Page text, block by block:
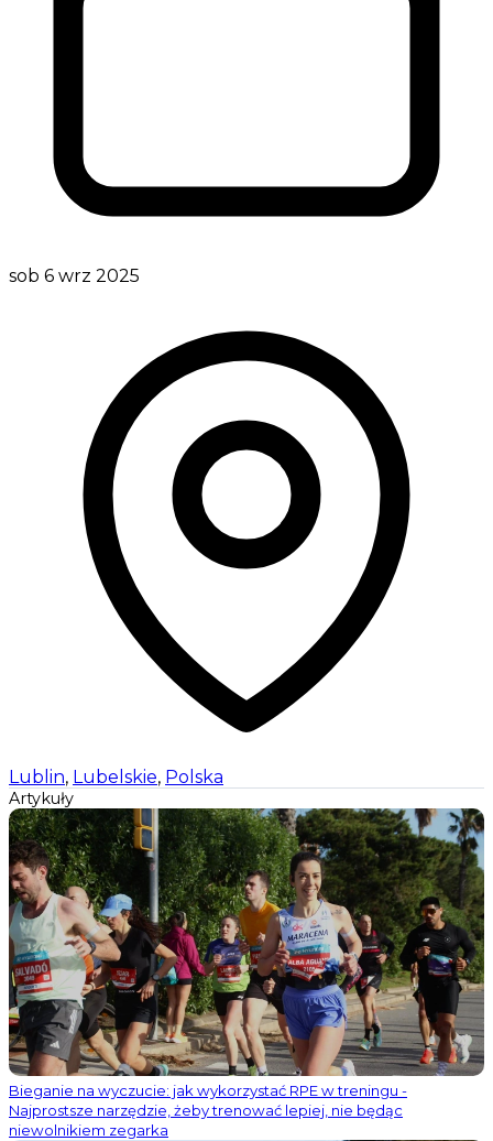
sob 6 wrz 2025
Lublin, Lubelskie, Polska
Artykuły
Bieganie na wyczucie: jak wykorzystać RPE w treningu -
Najprostsze narzędzie, żeby trenować lepiej, nie będąc
niewolnikiem zegarka